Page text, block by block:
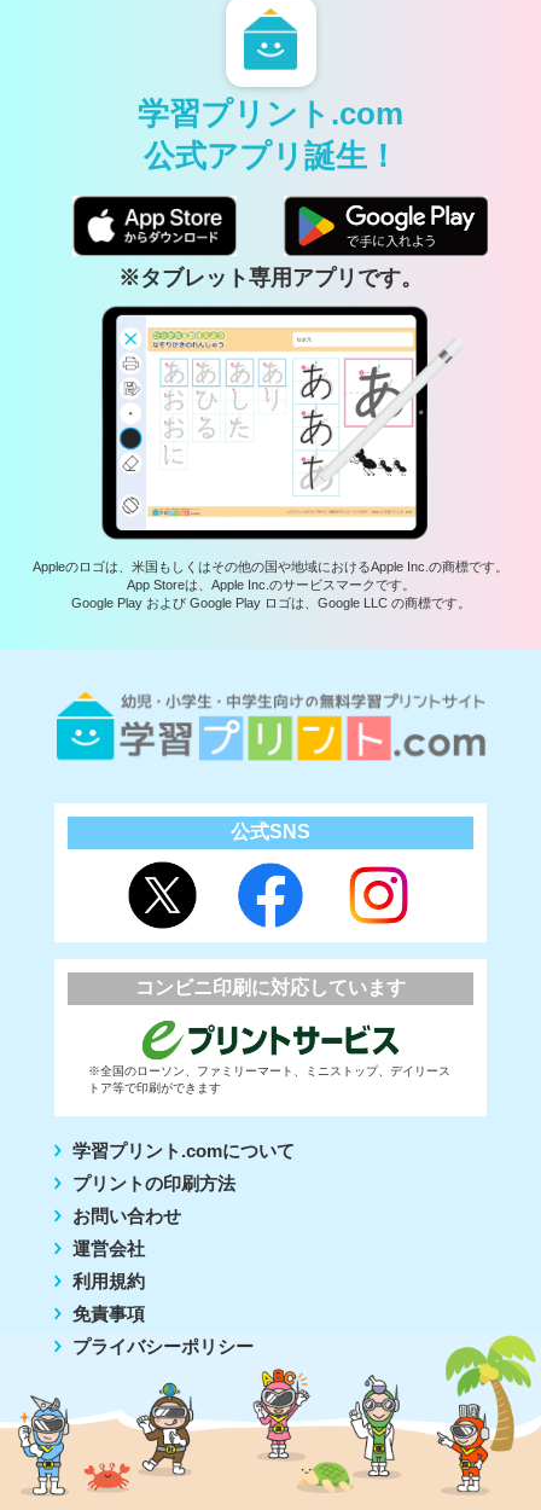
学習プリント.com
公式アプリ誕生！
※タブレット専用アプリです。
Appleのロゴは、米国もしくはその他の国や地域におけるApple Inc.の商標です。
App Storeは、Apple Inc.のサービスマークです。
Google Play および Google Play ロゴは、Google LLC の商標です。
公式SNS
コンビニ印刷に対応しています
※全国のローソン、ファミリーマート、ミニストップ、デイリース
トア等で印刷ができます
学習プリント.comについて
プリントの印刷方法
お問い合わせ
運営会社
利用規約
免責事項
プライバシーポリシー